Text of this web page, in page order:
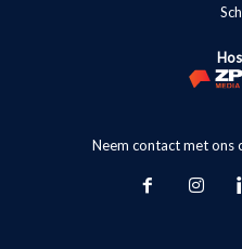
Neem contact met ons